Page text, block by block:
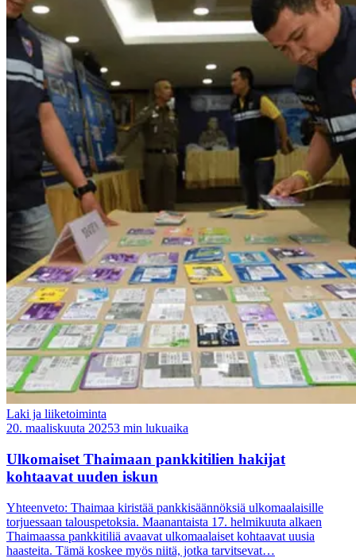
Laki ja liiketoiminta
20. maaliskuuta 20253 min lukuaika
Ulkomaiset Thaimaan pankkitilien hakijat
kohtaavat uuden iskun
Yhteenveto: Thaimaa kiristää pankkisäännöksiä ulkomaalaisille
torjuessaan talouspetoksia. Maanantaista 17. helmikuuta alkaen
Thaimaassa pankkitiliä avaavat ulkomaalaiset kohtaavat uusia
haasteita. Tämä koskee myös niitä, jotka tarvitsevat…